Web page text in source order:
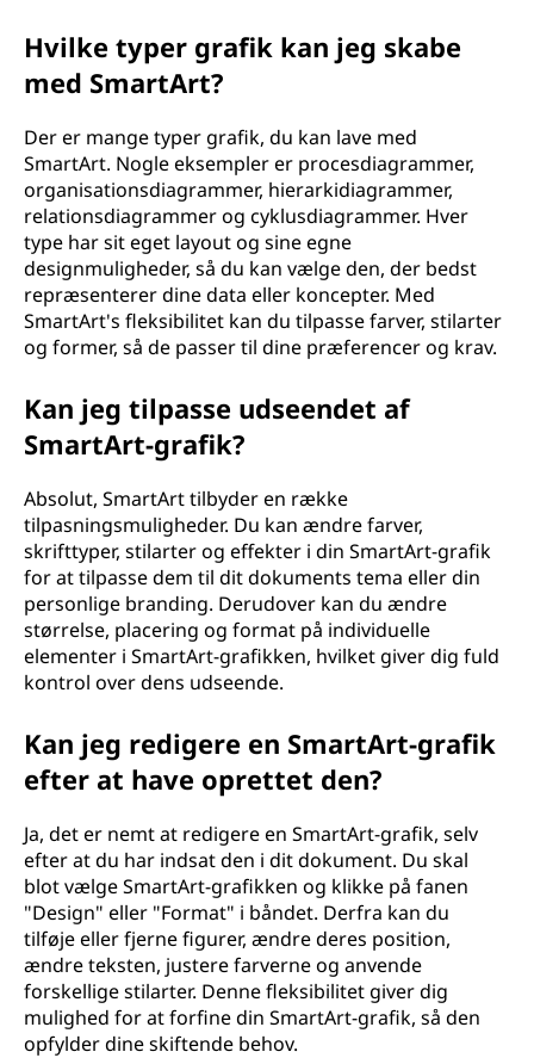
Hvilke typer grafik kan jeg skabe
med SmartArt?
Der er mange typer grafik, du kan lave med
SmartArt. Nogle eksempler er procesdiagrammer,
organisationsdiagrammer, hierarkidiagrammer,
relationsdiagrammer og cyklusdiagrammer. Hver
type har sit eget layout og sine egne
designmuligheder, så du kan vælge den, der bedst
repræsenterer dine data eller koncepter. Med
SmartArt's fleksibilitet kan du tilpasse farver, stilarter
og former, så de passer til dine præferencer og krav.
Kan jeg tilpasse udseendet af
SmartArt-grafik?
Absolut, SmartArt tilbyder en række
tilpasningsmuligheder. Du kan ændre farver,
skrifttyper, stilarter og effekter i din SmartArt-grafik
for at tilpasse dem til dit dokuments tema eller din
personlige branding. Derudover kan du ændre
størrelse, placering og format på individuelle
elementer i SmartArt-grafikken, hvilket giver dig fuld
kontrol over dens udseende.
Kan jeg redigere en SmartArt-grafik
efter at have oprettet den?
Ja, det er nemt at redigere en SmartArt-grafik, selv
efter at du har indsat den i dit dokument. Du skal
blot vælge SmartArt-grafikken og klikke på fanen
"Design" eller "Format" i båndet. Derfra kan du
tilføje eller fjerne figurer, ændre deres position,
ændre teksten, justere farverne og anvende
forskellige stilarter. Denne fleksibilitet giver dig
mulighed for at forfine din SmartArt-grafik, så den
opfylder dine skiftende behov.